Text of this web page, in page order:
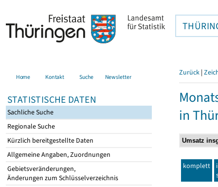
Home Kontakt Suche Newsletter
STATISTISCHE DATEN
Sachliche Suche
Regionale Suche
Kürzlich bereitgestellte Daten
Allgemeine Angaben, Zuordnungen
Gebietsveränderungen,
Änderungen zum Schlüsselverzeichnis
Zurück |
in
komplett